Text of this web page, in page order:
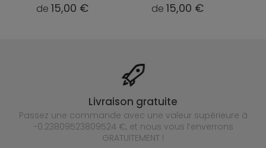
de 15,00 € de15,00 €
Livraison gratuite
Passez une commande avec une valeur supérieure à
-0.23809523809524 €, et nous vous l’enverrons
GRATUITEMENT !